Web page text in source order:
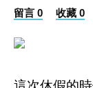
留言 0 收藏 0